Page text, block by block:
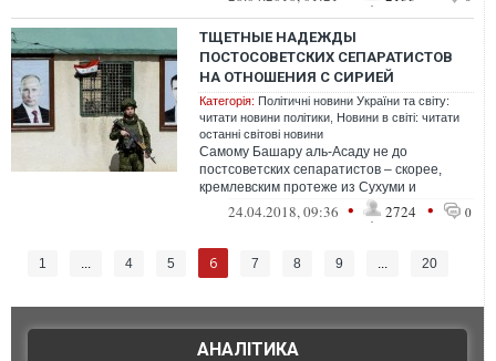
ТЩЕТНЫЕ НАДЕЖДЫ
ПОСТОСОВЕТСКИХ СЕПАРАТИСТОВ
НА ОТНОШЕНИЯ С СИРИЕЙ
Категорія: Політичні новини України та світу:
читати новини політики Новини в світі: читати
останні світові новини
Самому Башару аль-Асаду не до
постсоветских сепаратистов – скорее,
кремлевским протеже из Сухуми и
Цхинвали хочется прислониться хоть к
какой-нибудь с...
24.04.2018, 09:36 • 2724 • 0
1 ... 4 5 6 7 8 9 ... 20
АНАЛІТИКА